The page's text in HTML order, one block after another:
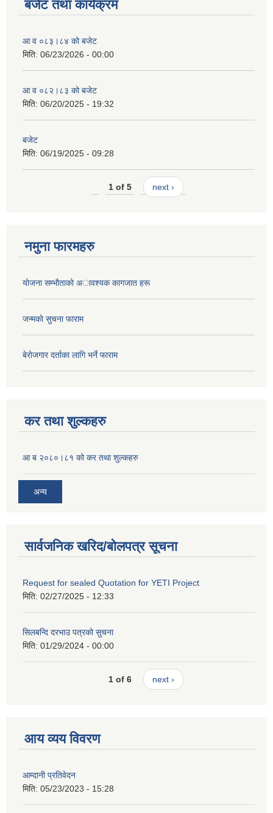
बजेट तथा कार्यक्रम
आ व ०८३।८४ को बजेट
मिति: 06/23/2026 - 00:00
आ व ०८२।८३ को बजेट
मिति: 06/20/2025 - 19:32
बजेट
मिति: 06/19/2025 - 09:28
1 of 5 next ›
नमुना फारमहरु
याेजना सम्भाैताकाे अावश्यक कागजात हरू
जन्मकाे सुचना फाराम
बेराेजगार दर्ताका लागि भर्ने फाराम
कर तथा शुल्कहरु
आ ब २०८०।८१ को कर तथा शुल्कहरु
अन्य
सार्वजनिक खरिद/बोलपत्र सूचना
Request for sealed Quotation for YETI Project
मिति: 02/27/2025 - 12:33
सिलबन्दि दरभाउ पत्रको सुचना
मिति: 01/29/2024 - 00:00
1 of 6 next ›
आय व्यय विवरण
आम्दानी प्रतिवेदन
मिति: 05/23/2023 - 15:28